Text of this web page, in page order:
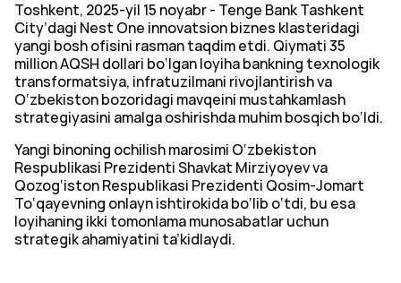
Toshkent, 2025-yil 15 noyabr - Tenge Bank Tashkent
City’dagi Nest One innovatsion biznes klasteridagi
yangi bosh ofisini rasman taqdim etdi. Qiymati 35
million AQSH dollari bo‘lgan loyiha bankning texnologik
transformatsiya, infratuzilmani rivojlantirish va
O‘zbekiston bozoridagi mavqeini mustahkamlash
strategiyasini amalga oshirishda muhim bosqich bo‘ldi.
Yangi binoning ochilish marosimi O‘zbekiston
Respublikasi Prezidenti Shavkat Mirziyoyev va
Qozog‘iston Respublikasi Prezidenti Qosim-Jomart
To‘qayevning onlayn ishtirokida bo‘lib o‘tdi, bu esa
loyihaning ikki tomonlama munosabatlar uchun
strategik ahamiyatini ta’kidlaydi.